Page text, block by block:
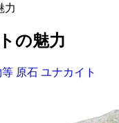
力
の魅力
等 原石 ユナカイト